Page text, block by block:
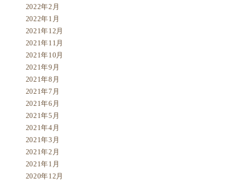
2022年2月
2022年1月
2021年12月
2021年11月
2021年10月
2021年9月
2021年8月
2021年7月
2021年6月
2021年5月
2021年4月
2021年3月
2021年2月
2021年1月
2020年12月